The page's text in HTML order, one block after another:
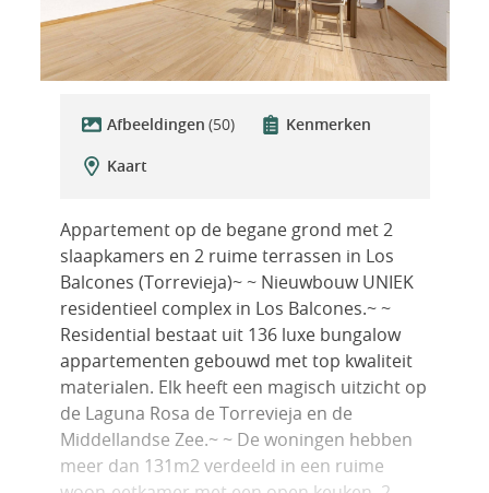
Afbeeldingen (50)
Kenmerken
Kaart
Appartement op de begane grond met 2
slaapkamers en 2 ruime terrassen in Los
Balcones (Torrevieja)~ ~ Nieuwbouw UNIEK
residentieel complex in Los Balcones.~ ~
Residential bestaat uit 136 luxe bungalow
appartementen gebouwd met top kwaliteit
materialen. Elk heeft een magisch uitzicht op
de Laguna Rosa de Torrevieja en de
Middellandse Zee.~ ~ De woningen hebben
meer dan 131m2 verdeeld in een ruime